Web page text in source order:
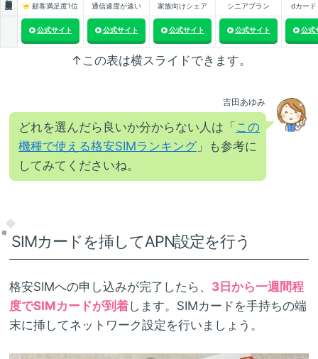
顧客満足度1位 通信速度が速い 家族向けシェア シニアプラン dカード
公式サイト 公式サイト 公式サイト 公式サイト 公式
↑この表は横スライドできます。
吉田あゆみ
どれを選んだら良いか分からない人は「この
機種で使える格安SIMランキング 」も参考に
してみてくださいね。
SIMカードを挿してAPN設定を行う
格安SIMへの申し込みが完了したら、 3日から一週間程
度でSIMカードが到着します。SIMカードを手持ちの端
末に挿してネットワーク設定を行いましょう。